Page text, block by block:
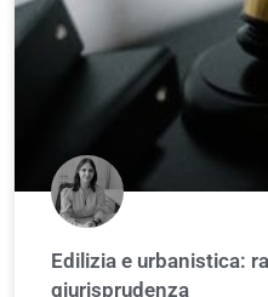
Edilizia e urbanistica:
giurisprudenza